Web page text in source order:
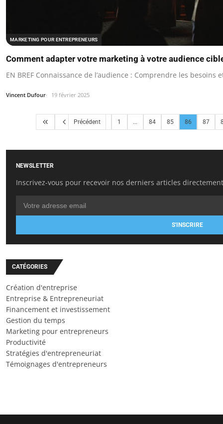
MARKETING POUR ENTREPRENEURS
Comment adapter votre marketing à votre audience
EN BREF Connaissance de l’audience : Comprendre les
Vincent Dufour 19 février 2025
Précédent 1 ... 84 85 86 87
NEWSLETTER
Inscrivez-vous pour recevoir nos derniers articles
S'INSCRIRE
CATÉGORIES
Création d'entreprise
Entreprise & Entrepreneuriat
Financement et investissement
Gestion du temps
Marketing pour entrepreneurs
Productivité
Stratégies d'entrepreneuriat
Témoignages d'entrepreneurs